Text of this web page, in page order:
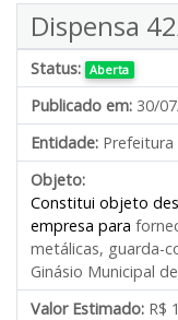
Dispensa
Status: Aberta
Publicado em: 30/
Entidade: Prefeitura
Objeto:
Constitui objeto
empresa para
metálicas, guarda-
Ginásio Municipal
Valor Estimado: R$